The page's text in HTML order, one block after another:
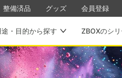
整備済品 グッズ 会員登録
途・目的から探す ZBOXのシ